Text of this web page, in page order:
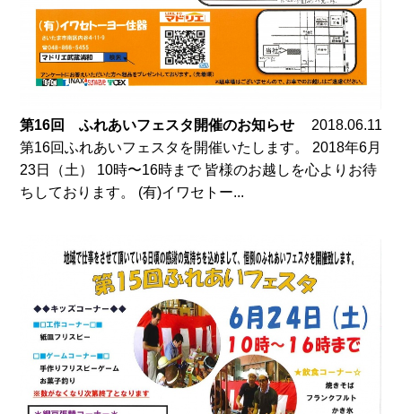
第16回 ふれあいフェスタ開催のお知らせ
2018.06.11
第16回ふれあいフェスタを開催いたします。 2018年6月
23日（土） 10時〜16時まで 皆様のお越しを心よりお待
ちしております。 (有)イワセトー...